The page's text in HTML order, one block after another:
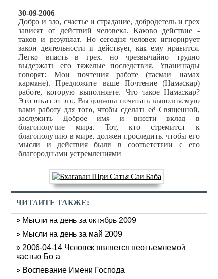
30-09-2006
Добро и зло, счастье и страдание, добродетель и грех
зависят от действий человека. Каково действие -
таков и результат. Но сегодня человек игнорирует
закон деятельности и действует, как ему нравится.
Легко впасть в грех, но чрезвычайно трудно
выдержать его тяжелые последствия. Упанишады
говорят: Мои почтения работе (тасмаи намах
кармане). Предложите ваше Почтение (Намаскар)
работе, которую выполняете. Что такое Намаскар?
Это отказ от эго. Вы должны почитать выполняемую
вами работу для того, чтобы сделать её Священной,
заслужить Доброе имя и внести вклад в
благополучие мира. Тот, кто стремится к
благополучию в мире, должен проследить, чтобы его
мысли и действия были в соответствии с его
благородными устремлениями
ЧИТАЙТЕ ТАКЖЕ:
» Мысли на день за октябрь 2009
» Мысли на день за май 2009
» 2006-04-14 Человек является неотъемлемой
частью Бога
» Воспевание Имени Господа